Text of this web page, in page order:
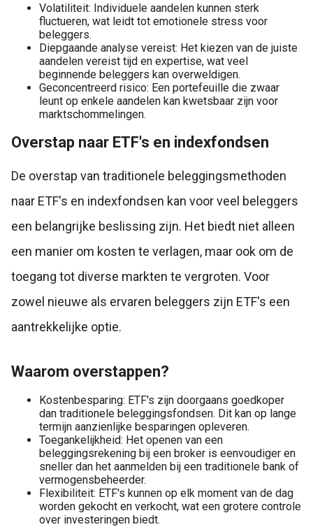
Volatiliteit: Individuele aandelen kunnen sterk
fluctueren, wat leidt tot emotionele stress voor
beleggers.
Diepgaande analyse vereist: Het kiezen van de juiste
aandelen vereist tijd en expertise, wat veel
beginnende beleggers kan overweldigen.
Geconcentreerd risico: Een portefeuille die zwaar
leunt op enkele aandelen kan kwetsbaar zijn voor
marktschommelingen.
Overstap naar ETF's en indexfondsen
De overstap van traditionele beleggingsmethoden
naar ETF's en indexfondsen kan voor veel beleggers
een belangrijke beslissing zijn. Het biedt niet alleen
een manier om kosten te verlagen, maar ook om de
toegang tot diverse markten te vergroten. Voor
zowel nieuwe als ervaren beleggers zijn ETF's een
aantrekkelijke optie.
Waarom overstappen?
Kostenbesparing: ETF's zijn doorgaans goedkoper
dan traditionele beleggingsfondsen. Dit kan op lange
termijn aanzienlijke besparingen opleveren.
Toegankelijkheid: Het openen van een
beleggingsrekening bij een broker is eenvoudiger en
sneller dan het aanmelden bij een traditionele bank of
vermogensbeheerder.
Flexibiliteit: ETF's kunnen op elk moment van de dag
worden gekocht en verkocht, wat een grotere controle
over investeringen biedt.